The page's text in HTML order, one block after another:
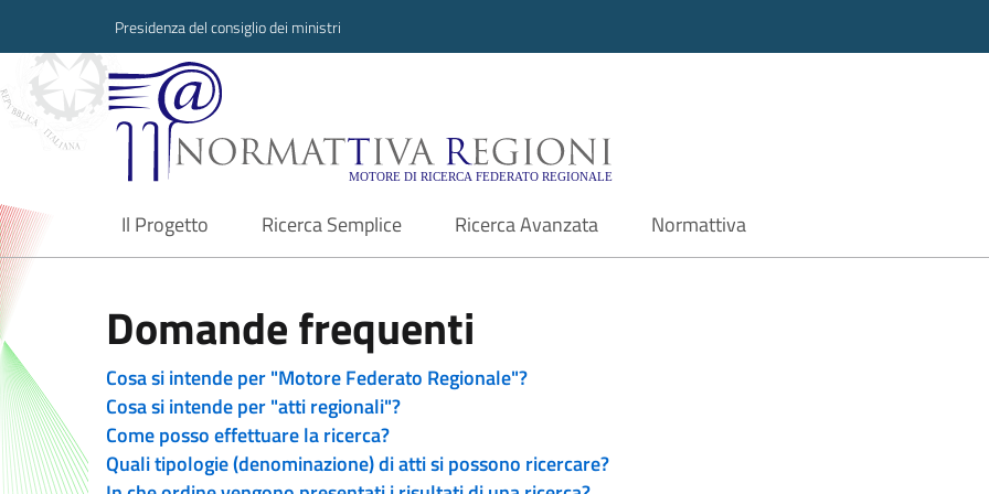
Presidenza del consiglio dei ministri
Normattiva Regioni - Motore di ricerca
Il Progetto
current Ricerca Semplice Ricerca Avanzata Normattiva
Domande frequenti
Cosa si intende per "Motore Federato Regionale"?
Cosa si intende per "atti regionali"?
Come posso effettuare la ricerca?
Quali tipologie (denominazione) di atti si possono ricercare?